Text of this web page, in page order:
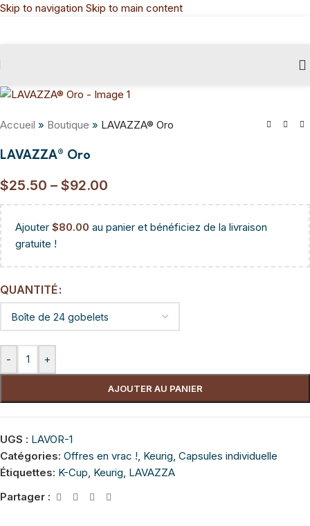
Skip to navigation Skip to main content
Accueil » Boutique » LAVAZZA® Oro
LAVAZZA® Oro
$25.50 – $92.00
Ajouter $80.00 au panier et bénéficiez de la livraison
gratuite !
QUANTITÉ
- +
AJOUTER AU PANIER
UGS : LAVOR-1
Catégories: Offres en vrac !, Keurig, Capsules individuelle
Étiquettes: K-Cup, Keurig, LAVAZZA
Partager :